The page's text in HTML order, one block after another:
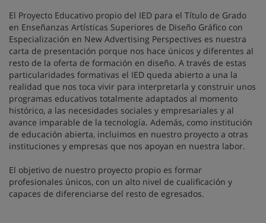
El Proyecto Educativo propio del IED para el Título de Grado
en Enseñanzas Artísticas Superiores de Diseño Gráfico con
Especialización en New Advertising Perspectives es nuestra
carta de presentación porque nos hace únicos y diferentes al
resto de la oferta de formación en diseño. A través de estas
particularidades formativas el IED queda abierto a una la
realidad que nos toca vivir para interpretarla y construir unos
programas educativos totalmente adaptados al momento
histórico, a las necesidades sociales y empresariales y al
avance imparable de la tecnología. Además, como institución
de educación abierta, incluimos en nuestro proyecto a otras
instituciones y empresas que nos apoyan en nuestra labor.
El objetivo de nuestro proyecto propio es formar
profesionales únicos, con un alto nivel de cualificación y
capaces de diferenciarse del resto de egresados.